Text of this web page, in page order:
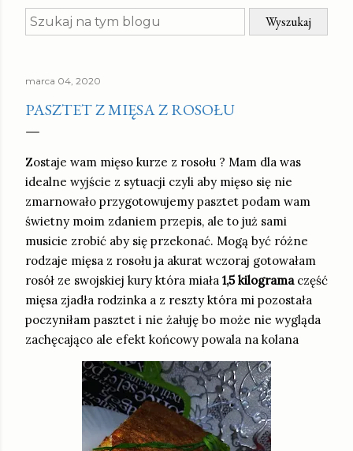
marca 04, 2020
PASZTET Z MIĘSA Z ROSOŁU
Zostaje wam mięso kurze z rosołu ? Mam dla was
idealne wyjście z sytuacji czyli aby mięso się nie
zmarnowało przygotowujemy pasztet podam wam
świetny moim zdaniem przepis, ale to już sami
musicie zrobić aby się przekonać. Mogą być różne
rodzaje mięsa z rosołu ja akurat wczoraj gotowałam
rosół ze swojskiej kury która miała 1,5 kilograma część
mięsa zjadła rodzinka a z reszty która mi pozostała
poczyniłam pasztet i nie żałuję bo może nie wygląda
zachęcająco ale efekt końcowy powala na kolana